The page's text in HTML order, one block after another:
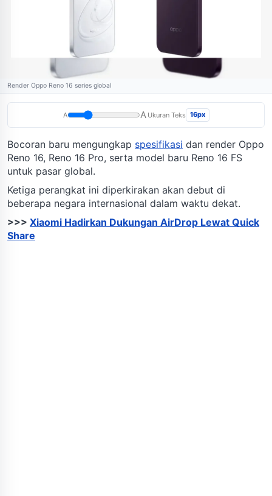
Render Oppo Reno 16 series global
A A Ukuran Teks 16px
Bocoran baru mengungkap spesifikasi dan render Oppo
Reno 16, Reno 16 Pro, serta model baru Reno 16 FS
untuk pasar global.
Ketiga perangkat ini diperkirakan akan debut di
beberapa negara internasional dalam waktu dekat.
>>> Xiaomi Hadirkan Dukungan AirDrop Lewat Quick
Share